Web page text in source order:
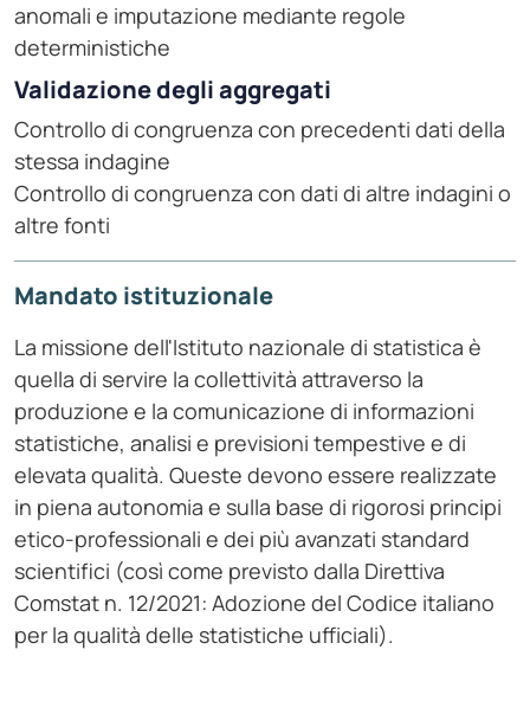
anomali e imputazione mediante regole
deterministiche
Validazione degli aggregati
Controllo di congruenza con precedenti dati della
stessa indagine
Controllo di congruenza con dati di altre indagini o
altre fonti
Mandato istituzionale
La missione dell'Istituto nazionale di statistica è
quella di servire la collettività attraverso la
produzione e la comunicazione di informazioni
statistiche, analisi e previsioni tempestive e di
elevata qualità. Queste devono essere realizzate
in piena autonomia e sulla base di rigorosi principi
etico-professionali e dei più avanzati standard
scientifici (così come previsto dalla Direttiva
Comstat n. 12/2021: Adozione del Codice italiano
per la qualità delle statistiche ufficiali).